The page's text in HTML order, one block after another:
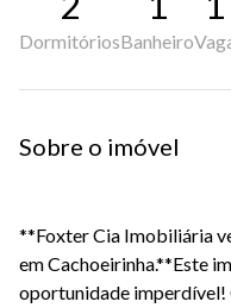
DormitóriosBanheiro
Sobre o imóvel
**Foxter Cia Imobiliária
em Cachoeirinha.**Este
oportunidade